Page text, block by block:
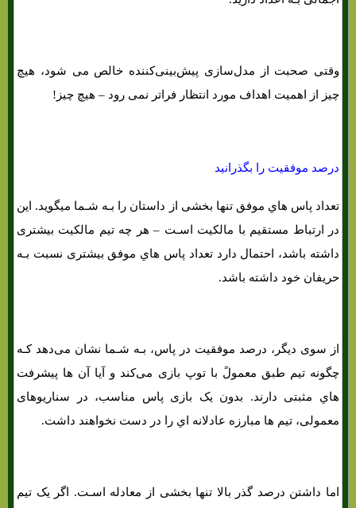
وقتی صحبت از مدل‌سازی پیش‌بینی‌کننده خالص می شود، هیچ
چیز از اهمیت اهداف مورد انتظار فراتر نمی رود – هیچ چیز!
درصد موفقیت را بگذرانید
تعداد پاس هاي‌ موفق تنها بخشی از داستان را بـه شـما میگوید. این
در ارتباط مستقیم با مالکیت اسـت – هر چه تیم مالکیت بیشتری
داشته باشد، احتمال دارد تعداد پاس هاي‌ موفق بیشتری نسبت بـه
حریفان خود داشته باشد.
از سوی دیگر، درصد موفقیت در پاس، بـه شـما نشان می‌دهد کـه
چگونه تیم طبق معمولً با توپ بازی می‌کند و آیا آن ها پیشرفت
هاي‌ مثبتی دارند. بدون یک بازی پاس مناسب، در سناریوهای
معمولی، تیم ها مبارزه عادلانه اي را در دست نخواهند داشت.
اما داشتن درصد گذر بالا تنها بخشی از معادله اسـت. اگر یک تیم